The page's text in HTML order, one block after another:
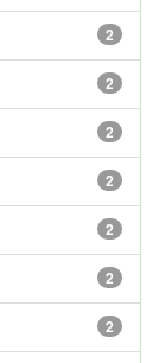
2
2
2
2
2
2
2